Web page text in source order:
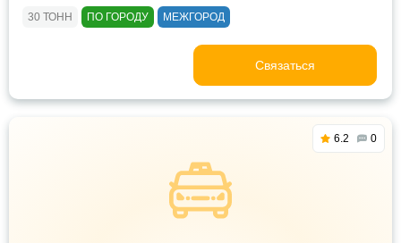
30 ТОНН ПО ГОРОДУ МЕЖГОРОД
Связаться
6.2 0